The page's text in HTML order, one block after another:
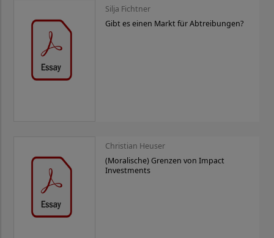
Silja Fichtner
Gibt es einen Markt für Abtreibungen?
Christian Heuser
(Moralische) Grenzen von Impact
Investments